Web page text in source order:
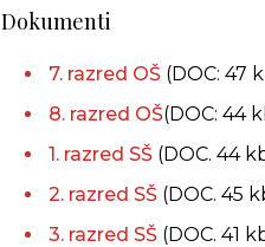
Dokumenti
7. razred OŠ (DOC: 47
8. razred OŠ(DOC: 44
1. razred SŠ (DOC. 44
2. razred SŠ (DOC. 45
3. razred SŠ (DOC. 41